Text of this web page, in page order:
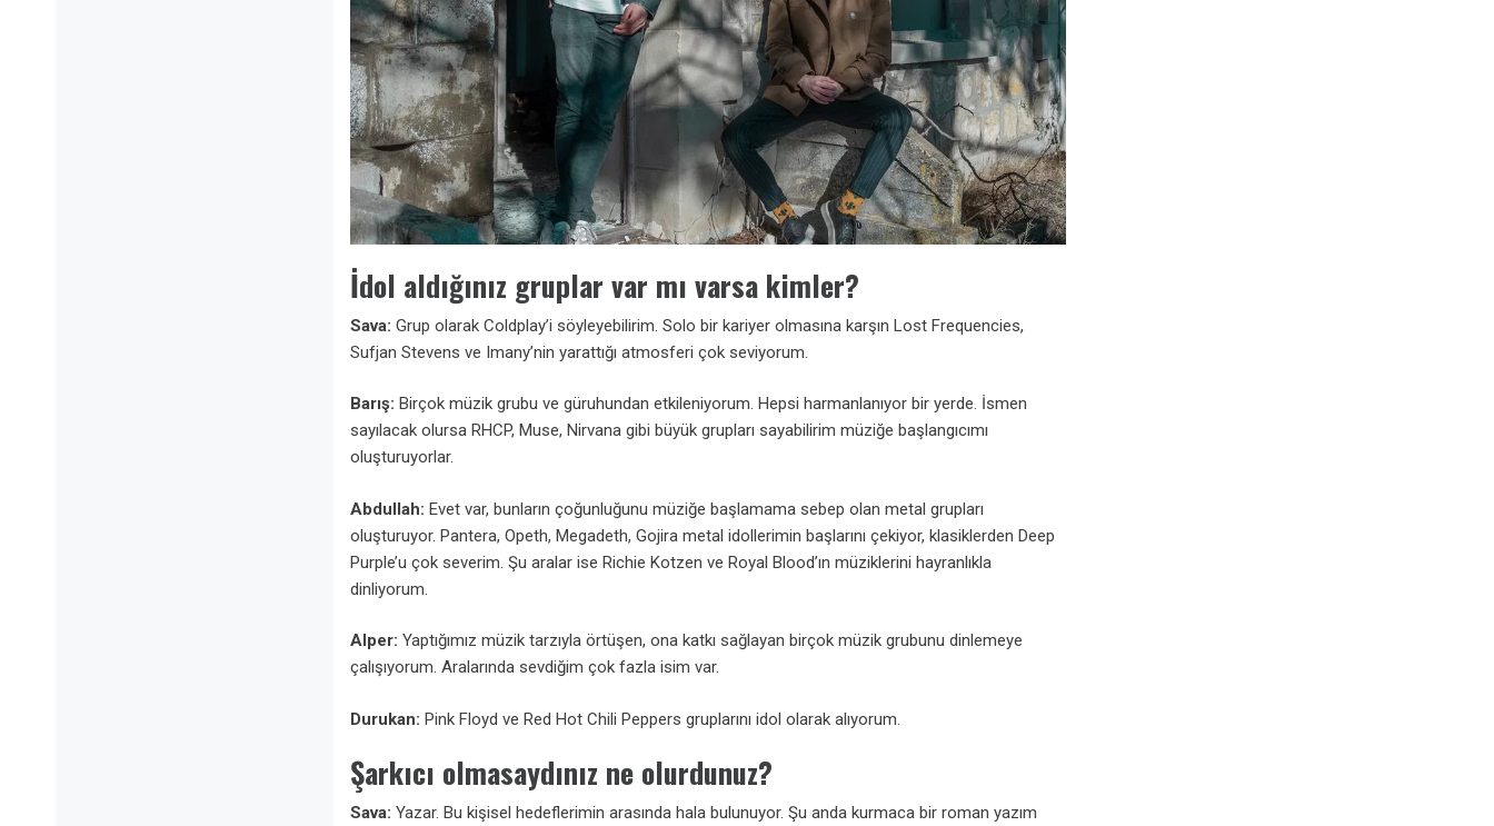
İdol aldığınız gruplar var mı varsa kimler?
Sava: Grup olarak Coldplay’i söyleyebilirim. Solo bir kariyer olmasına karşın Lost Frequencies,
Sufjan Stevens ve Imany’nin yarattığı atmosferi çok seviyorum.
Barış: Birçok müzik grubu ve güruhundan etkileniyorum. Hepsi harmanlanıyor bir yerde. İsmen
sayılacak olursa RHCP, Muse, Nirvana gibi büyük grupları sayabilirim müziğe başlangıcımı
oluşturuyorlar.
Abdullah: Evet var, bunların çoğunluğunu müziğe başlamama sebep olan metal grupları
oluşturuyor. Pantera, Opeth, Megadeth, Gojira metal idollerimin başlarını çekiyor, klasiklerden Deep
Purple’u çok severim. Şu aralar ise Richie Kotzen ve Royal Blood’ın müziklerini hayranlıkla
dinliyorum.
Alper: Yaptığımız müzik tarzıyla örtüşen, ona katkı sağlayan birçok müzik grubunu dinlemeye
çalışıyorum. Aralarında sevdiğim çok fazla isim var.
Durukan: Pink Floyd ve Red Hot Chili Peppers gruplarını idol olarak alıyorum.
Şarkıcı olmasaydınız ne olurdunuz?
Sava: Yazar. Bu kişisel hedeflerimin arasında hala bulunuyor. Şu anda kurmaca bir roman yazım